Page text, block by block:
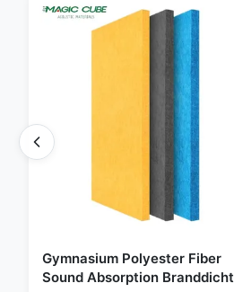
Gymnasium Polyester Fiber
Sound Absorption Branddicht